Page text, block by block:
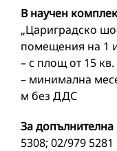
В научен
„Цариградско
помещения на 1
– с площ от 15
– минимална
м без ДДС
За
5308; 02/979 5281